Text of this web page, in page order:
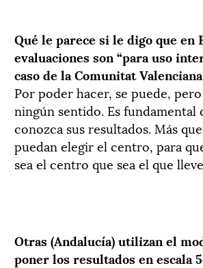
Qué le parece si le digo que en
evaluaciones son “para uso
caso de la Comunitat
Por poder hacer, se puede,
ningún sentido. Es fundamental
conozca sus resultados. Más
puedan elegir el centro, para
sea el centro que sea el que
Otras (Andalucía) utilizan el
poner los resultados en escala